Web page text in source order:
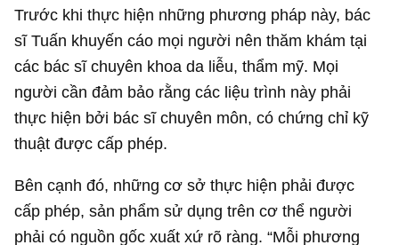
Trước khi thực hiện những phương pháp này, bác
sĩ Tuấn khuyến cáo mọi người nên thăm khám tại
các bác sĩ chuyên khoa da liễu, thẩm mỹ. Mọi
người cần đảm bảo rằng các liệu trình này phải
thực hiện bởi bác sĩ chuyên môn, có chứng chỉ kỹ
thuật được cấp phép.
Bên cạnh đó, những cơ sở thực hiện phải được
cấp phép, sản phẩm sử dụng trên cơ thể người
phải có nguồn gốc xuất xứ rõ ràng. “Mỗi phương